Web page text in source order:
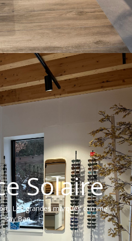
Solaire
Les grandes marques comme
Ray Ban,…..